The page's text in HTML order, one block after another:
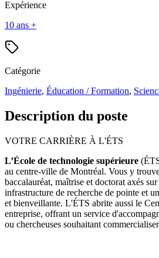
Expérience
10 ans +
Catégorie
Ingénierie, Éducation / Formation,
Description du poste
VOTRE CARRIÈRE À L'ÉTS
L’École de technologie supérieure
au centre-ville de Montréal. Vous y
baccalauréat, maîtrise et doctorat axés
infrastructure de recherche de pointe et
et bienveillante. L'ÉTS abrite aussi le
entreprise, offrant un service
ou chercheuses souhaitant